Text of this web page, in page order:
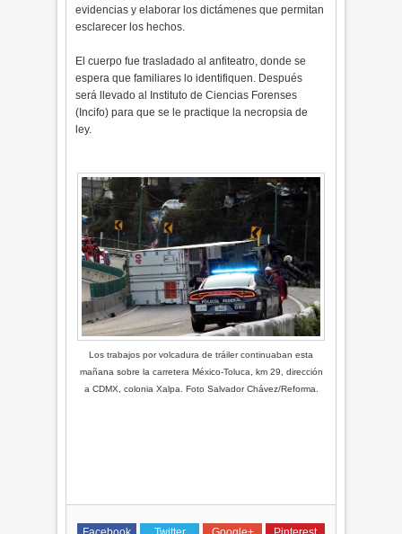
evidencias y elaborar los dictámenes que permitan
esclarecer los hechos.
El cuerpo fue trasladado al anfiteatro, donde se
espera que familiares lo identifiquen. Después
será llevado al Instituto de Ciencias Forenses
(Incifo) para que se le practique la necropsia de
ley.
Los trabajos por volcadura de tráiler continuaban esta
mañana sobre la carretera México-Toluca, km 29, dirección
a CDMX, colonia Xalpa. Foto Salvador Chávez/Reforma.